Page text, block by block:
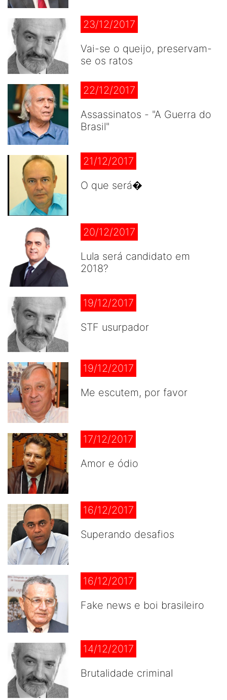
23/12/2017
Vai-se o queijo, preservam-
se os ratos
22/12/2017
Assassinatos - "A Guerra do
Brasil"
21/12/2017
O que será�
20/12/2017
Lula será candidato em
2018?
19/12/2017
STF usurpador
19/12/2017
Me escutem, por favor
17/12/2017
Amor e ódio
16/12/2017
Superando desafios
16/12/2017
Fake news e boi brasileiro
14/12/2017
Brutalidade criminal